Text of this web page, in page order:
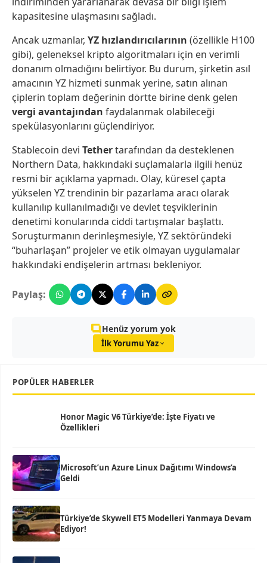
kapasitesine ulaşmasını sağladı.
Ancak uzmanlar, YZ hızlandırıcılarının (özellikle H100
gibi), geleneksel kripto algoritmaları için en verimli
donanım olmadığını belirtiyor. Bu durum, şirketin asıl
amacının YZ hizmeti sunmak yerine, satın alınan
çiplerin toplam değerinin dörtte birine denk gelen
vergi avantajından faydalanmak olabileceği
spekülasyonlarını güçlendiriyor.
Stablecoin devi Tethertarafından da desteklenen
Northern Data, hakkındaki suçlamalarla ilgili henüz
resmi bir açıklama yapmadı. Olay, küresel çapta
yükselen YZ trendinin bir pazarlama aracı olarak
kullanılıp kullanılmadığı ve devlet teşviklerinin
denetimi konularında ciddi tartışmalar başlattı.
Soruşturmanın derinleşmesiyle, YZ sektöründeki
“buharlaşan” projeler ve etik olmayan uygulamalar
hakkındaki endişelerin artması bekleniyor.
Paylaş:
Henüz yorum yok
İlk Yorumu Yaz
POPÜLER HABERLER
Honor Magic V6 Türkiye’de: İşte Fiyatı ve
Özellikleri
Microsoft’un Azure Linux Dağıtımı Windows’a
Geldi
Türkiye’de Skywell ET5 Modelleri Yanmaya Devam
Ediyor!